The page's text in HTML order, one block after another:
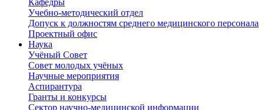
Кафедры
Учебно-методический отдел
Допуск к должностям среднего медицинского персонала
Проектный офис
Наука
Учёный Cовет
Совет молодых учёных
Научные мероприятия
Аспирантура
Гранты и конкурсы
Сектор научно-медицинской информации